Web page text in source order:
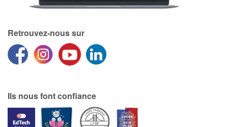
Retrouvez-nous sur
Ils nous font confiance